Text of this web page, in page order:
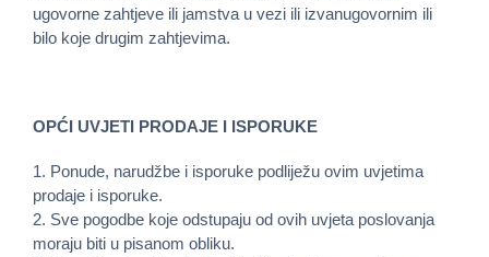
ugovorne zahtjeve ili jamstva u vezi ili izvanugovornim ili
bilo koje drugim zahtjevima.
OPĆI UVJETI PRODAJE I ISPORUKE
1. Ponude, narudžbe i isporuke podliježu ovim uvjetima
prodaje i isporuke.
2. Sve pogodbe koje odstupaju od ovih uvjeta poslovanja
moraju biti u pisanom obliku.